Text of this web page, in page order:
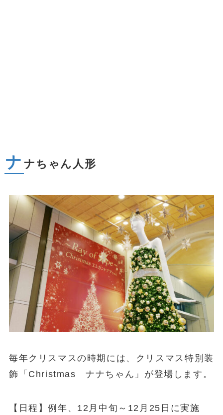
ナ ナちゃん人形
毎年クリスマスの時期には、クリスマス特別装
飾「Christmas ナナちゃん」が登場します。
【日程】例年、12月中旬～12月25日に実施